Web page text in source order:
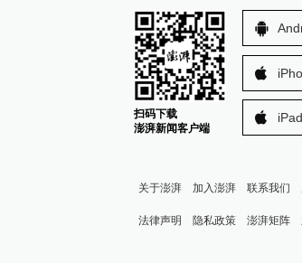
扫码下载
澎湃新闻客户端
关于澎湃 加入澎湃 联系我们
法律声明 隐私政策 澎湃矩阵